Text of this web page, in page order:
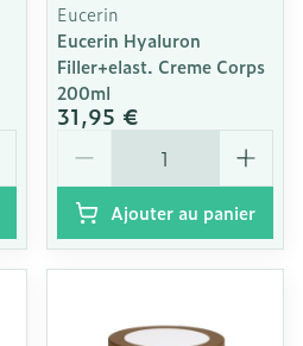
Eucerin
Eucerin Hyaluron
Filler+elast. Creme Corps
200ml
31,95 €
Ajouter au panier